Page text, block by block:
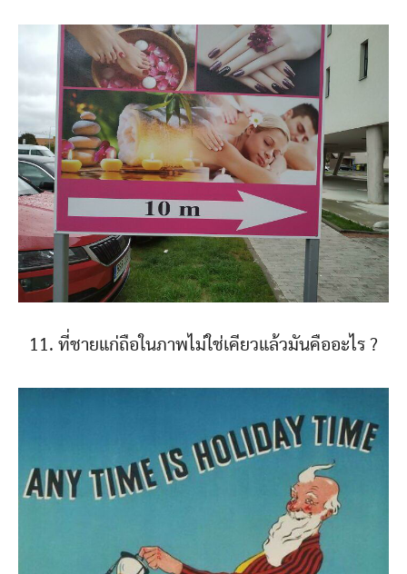
11. ที่ชายแก่ถือในภาพไม่ใช่เคียวแล้วมันคืออะไร ?